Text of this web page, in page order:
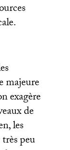
majeure
exagère
de
les
peu